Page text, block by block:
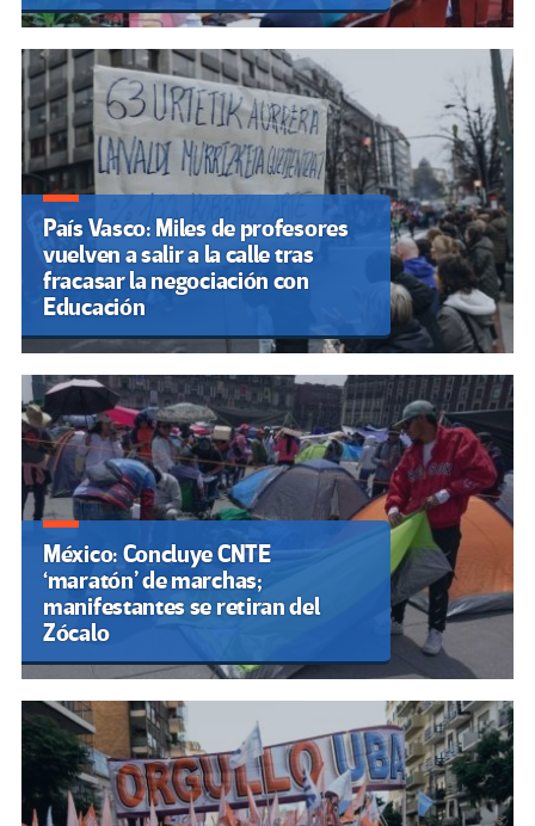
País Vasco: Miles de profesores
vuelven a salir a la calle tras
fracasar la negociación con
Educación
México: Concluye CNTE
‘maratón’ de marchas;
manifestantes se retiran del
Zócalo